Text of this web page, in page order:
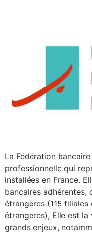
La Fédération
professionnelle qui
installées en France.
bancaires adhérentes,
étrangères (115
étrangères), Elle est
grands enjeux,